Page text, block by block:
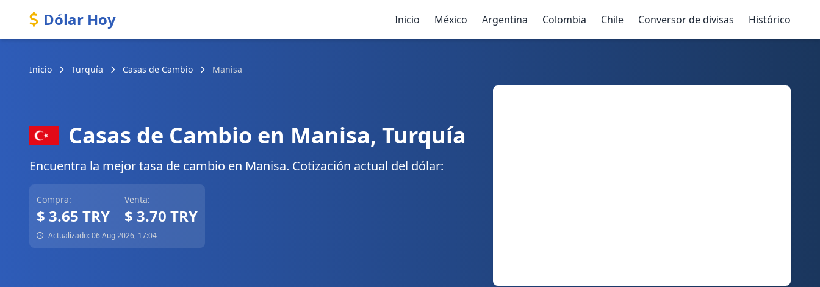
Dólar Hoy Inicio México Argentina Colombia Chile Conversor de divisas Histórico
Inicio Turquía Casas de Cambio Manisa
Casas de Cambio en Manisa, Turquía
Encuentra la mejor tasa de cambio en Manisa. Cotización actual del dólar:
Compra:
$ 3.65 TRY
Venta:
$ 3.70 TRY
Actualizado: 06 Aug 2026, 17:04